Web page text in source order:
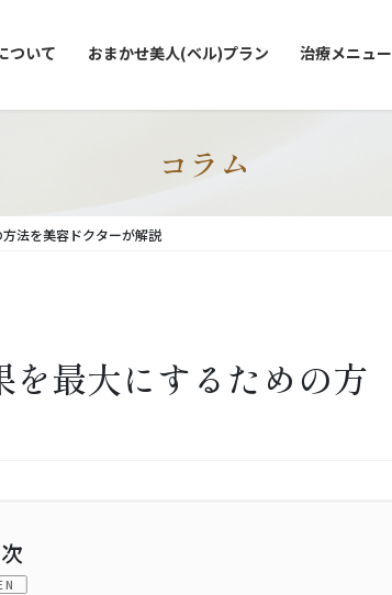
ついて おまかせ美人(ベル)プラン 治療メニュー
コラム
法を美容ドクターが解説
最大にするための方